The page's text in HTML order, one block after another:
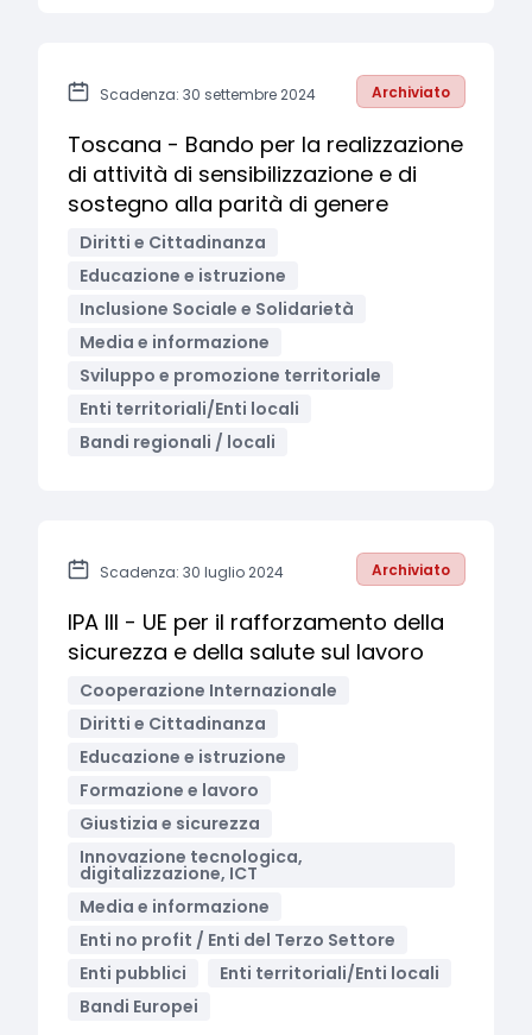
Scadenza: 30 settembre 2024 Archiviato
Toscana - Bando per la realizzazione
di attività di sensibilizzazione e di
sostegno alla parità di genere
Diritti e Cittadinanza
Educazione e istruzione
Inclusione Sociale e Solidarietà
Media e informazione
Sviluppo e promozione territoriale
Enti territoriali/Enti locali
Bandi regionali / locali
Scadenza: 30 luglio 2024 Archiviato
IPA III - UE per il rafforzamento della
sicurezza e della salute sul lavoro
Cooperazione Internazionale
Diritti e Cittadinanza
Educazione e istruzione
Formazione e lavoro
Giustizia e sicurezza
Innovazione tecnologica,
digitalizzazione, ICT
Media e informazione
Enti no profit / Enti del Terzo Settore
Enti pubblici
Enti territoriali/Enti locali
Bandi Europei